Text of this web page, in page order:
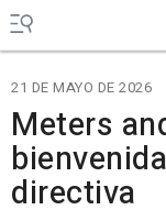
21 DE MAYO DE 2026
Meters
directiva